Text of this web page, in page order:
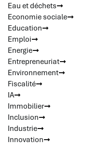
Eau et déchets
Economie sociale
Education
Emploi
Energie
Entrepreneuriat
Environnement
Fiscalité
IA
Immobilier
Inclusion
Industrie
Innovation